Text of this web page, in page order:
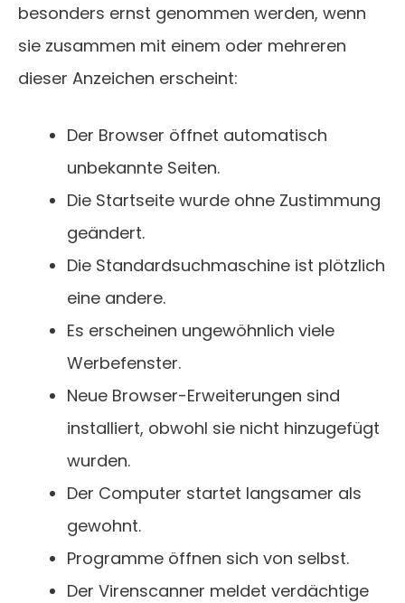
besonders ernst genommen werden, wenn
sie zusammen mit einem oder mehreren
dieser Anzeichen erscheint:
Der Browser öffnet automatisch
unbekannte Seiten.
Die Startseite wurde ohne Zustimmung
geändert.
Die Standardsuchmaschine ist plötzlich
eine andere.
Es erscheinen ungewöhnlich viele
Werbefenster.
Neue Browser-Erweiterungen sind
installiert, obwohl sie nicht hinzugefügt
wurden.
Der Computer startet langsamer als
gewohnt.
Programme öffnen sich von selbst.
Der Virenscanner meldet verdächtige